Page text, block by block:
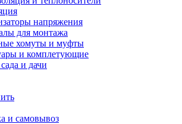
напряжения
для монтажа
хомуты и муфты
и комплетующие
и дачи
и самовывоз